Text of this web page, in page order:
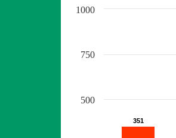
351
351
500
750
1000